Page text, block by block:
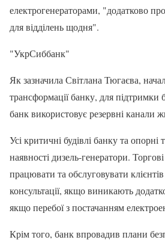
електрогенераторами, "додатково
для відділень щодня".
"УкрСиббанк"
Як зазначила Світлана Тюгаєва,
трансформації банку, для підтримки
банк використовує резервні канали
Усі критичні будівлі банку та
наявності дизель-генератори.
працювати та обслуговувати
консультації, якщо виникають
якщо перебої з постачанням
Крім того, банк впровадив плани